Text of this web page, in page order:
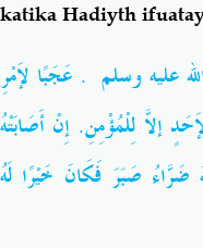
katika Hadiyth
عليه وسلم ‏.‏ عَجَبًا لإَمْرِ
إلاَّ لِلْمُؤْمِنِ. إِنْ أَصَابَتْهُ
ضَرَّاءُ صَبَرَ فَكَانَ خَيْرًا لَهُ